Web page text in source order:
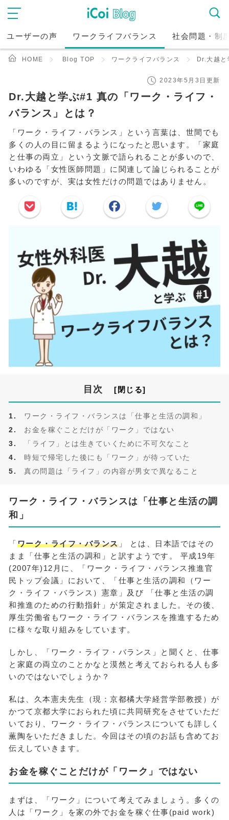
ユーザーの声 ワークライフバランス 社会問題・制
HOME Blog TOP ワークライフバランス Dr.大越と
2023年5月3日更新
Dr.大越と学ぶ#1 真の「ワーク・ライフ・
バランス」とは？
「ワーク・ライフ・バランス」という言葉は、世間でも
多くの人の目に留まるようになったと思います。「家庭
と仕事の両立」という文脈で語られることが多いので、
いわゆる「女性医師問題」に関連して論じられることが
多いのですが、実は女性だけの問題ではありません。
目次
ワーク・ライフ・バランスは「仕事と生活の調和」
お金を稼ぐことだけが「ワーク」ではない
「ライフ」とは生きていくために不可欠なこと
時短で帰宅した後にも「ワーク」が待っていた
真の問題は「ライフ」の内容が男女で異なること
ワーク・ライフ・バランスは「仕事と生活の調
和」
「ワーク・ライフ・バランス」 とは、日本語ではその
まま「仕事と生活の調和」と訳すようです。 平成19年
(2007年)12月に、「ワーク・ライフ・バランス推進官
民トップ会議」において、「仕事と生活の調和（ワー
ク・ライフ・バランス）憲章」及び 「仕事と生活の調
和推進のための行動指針」が策定されました。その後、
厚生労働省もワーク・ライフ・バランスを推進するため
に様々な取り組みをしています。
しかし、「ワーク・ライフ・バランス」と聞くと、仕事
と家庭の両立のことかなと漠然と考えておられる人も多
いのではないでしょうか？
私は、久本憲夫先生（現：京都橘大学経営学部教授）が
かつて京都大学におられた頃に共同研究をさせていただ
いており、ワーク・ライフ・バランスについても詳しく
薫陶をいただきました。今回はその頃のお話も含めてお
伝えしていきます。
お金を稼ぐことだけが「ワーク」ではない
まずは、「ワーク」について考えてみましょう。多くの
人は「ワーク」を家の外でお金を稼ぐ仕事(paid work)